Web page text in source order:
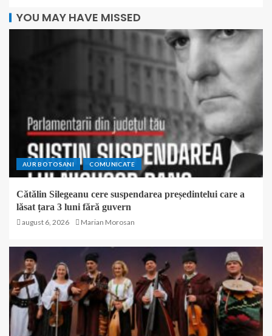
YOU MAY HAVE MISSED
AUR BOTOSANI COMUNICATE
Cătălin Silegeanu cere suspendarea președintelui care a
lăsat țara 3 luni fără guvern
august 6, 2026 Marian Morosan